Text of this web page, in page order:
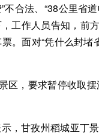
合法、“38公里省
工作人员告知，前
。面对“凭什么封堵
，要求暂停收取
，甘孜州稻城亚丁